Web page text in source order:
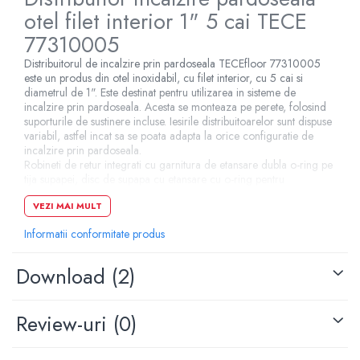
Pompe de caldura
Centrale peleti lemn
otel filet interior 1" 5 cai TECE
77310005
Distribuitorul de incalzire prin pardoseala TECEfloor 77310005
este un produs din otel inoxidabil, cu filet interior, cu 5 cai si
diametrul de 1". Este destinat pentru utilizarea in sisteme de
incalzire prin pardoseala. Acesta se monteaza pe perete, folosind
suporturile de sustinere incluse. Iesirile distribuitoarelor sunt dispuse
variabil, astfel incat sa se poata adapta la orice configuratie de
incalzire prin pardoseala.
Robineti de retur integrati cu garnitura de etansare dubla o-ring pe
inchiderea fiabila permanenta a circuitelor de incalzire, debitmetru
cu inchidere, 0,5-4 litri cu mecanism de blocare conform DIN EN
1264-4.
Numar cai: 5
Racord distribuitor: 1"
VEZI MAI MULT
Informatii conformitate produs
Download (2)
Review-uri (0)